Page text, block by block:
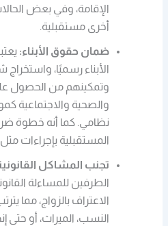
الإقامة، وفي بعض
أخرى مستقبلية.
ضمان حقوق الأبناء:
الأبناء رسميًا،
وتمكينهم من الحصول
والصحية والاجتماعية
نظامي. كما أنه خطوة
المستقبلية بإجراءات
تجنب المشاكل
الطرفين للمساءلة
الاعتراف بالزواج، مما
النسب، الميراث، أو حتى